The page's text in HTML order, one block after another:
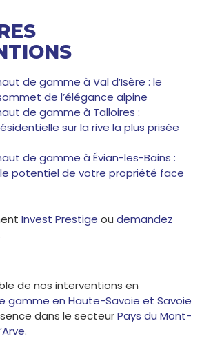
de gamme à Val d’Isère : le
de l’élégance alpine
de gamme à Talloires :
sur la rive la plus prisée
de gamme à Évian-les-Bains :
potentiel de votre propriété face
Invest Prestige ou demandez
de nos interventions en
gamme en Haute-Savoie et Savoie
dans le secteurPays du Mont-
.